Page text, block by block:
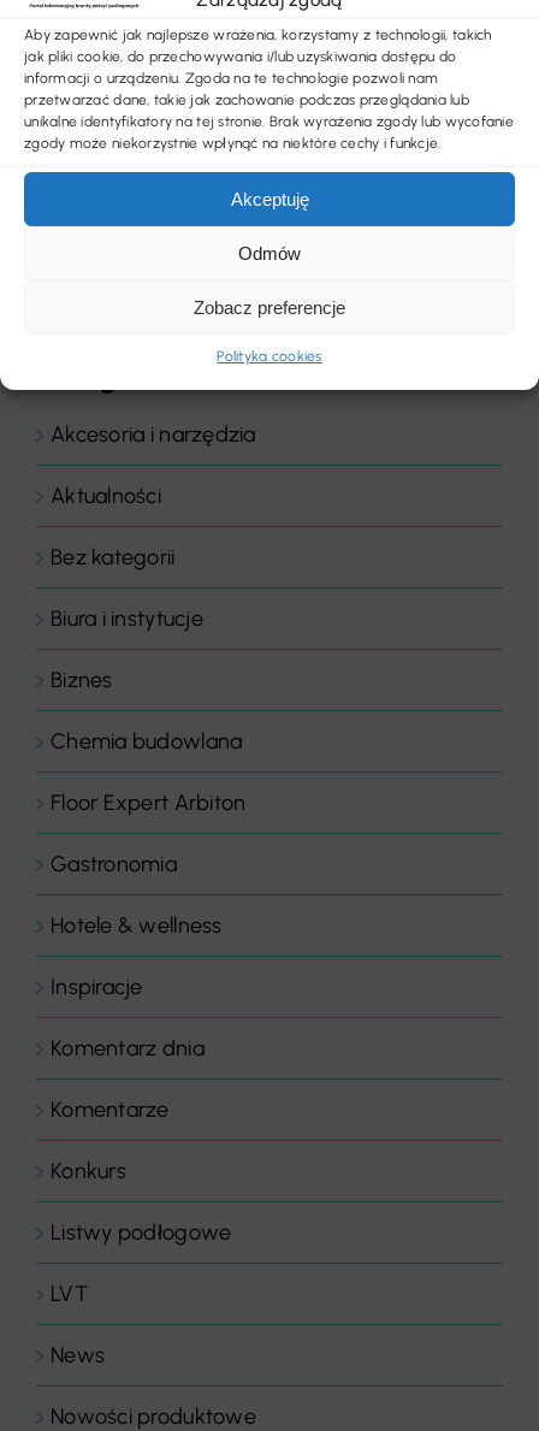
Aby zapewnić jak najlepsze wrażenia, korzystamy z technologii, takich
jak pliki cookie, do przechowywania i/lub uzyskiwania dostępu do
informacji o urządzeniu. Zgoda na te technologie pozwoli nam
przetwarzać dane, takie jak zachowanie podczas przeglądania lub
unikalne identyfikatory na tej stronie. Brak wyrażenia zgody lub wycofanie
zgody może niekorzystnie wpłynąć na niektóre cechy i funkcje.
Akceptuję
Odmów
Zobacz preferencje
Polityka cookies
Akcesoria i narzędzia
Aktualności
Bez kategorii
Biura i instytucje
Biznes
Chemia budowlana
Floor Expert Arbiton
Gastronomia
Hotele & wellness
Inspiracje
Komentarz dnia
Komentarze
Konkurs
Listwy podłogowe
LVT
News
Nowości produktowe